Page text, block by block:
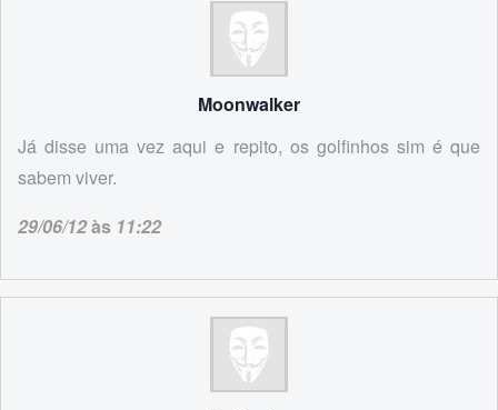
Moonwalker
Já disse uma vez aqui e repito, os golfinhos sim é que
sabem viver.
29/06/12às 11:22